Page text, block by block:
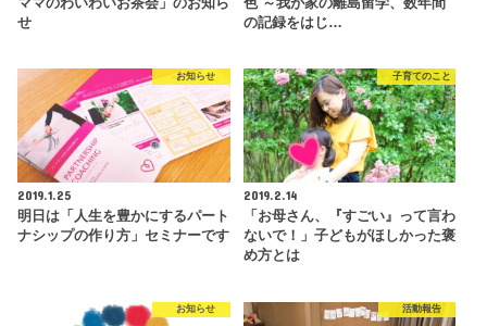
ママのわいわいお茶会」のお知ら
せ
色 ～我が家の離島留学、数年間
の記録をはじ…
お知らせ
2019.1.25
明日は「人生を豊かにするパート
ナシップの作り方」セミナーです
子育てのこと
2019.2.14
「お母さん、『すごい』って言わ
ないで！」子どもがほしかった褒
め方とは
お知らせ 活動報告